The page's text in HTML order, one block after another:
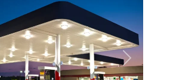
Prochaine